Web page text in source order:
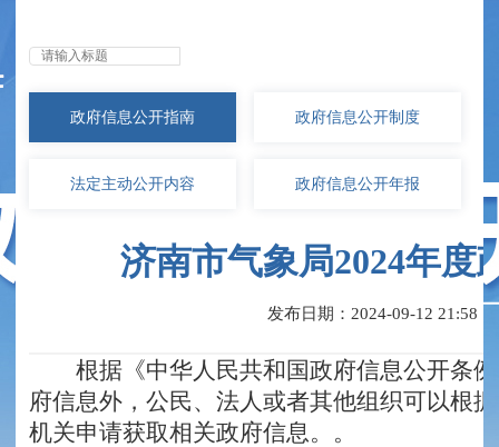
政府信息公开指南 政府信息公开制度
法定主动公开内容 政府信息公开年报
济南市气象局2024年度
发布日期：2024-09-12 21:58
根据《中华人民共和国政府信息公开条
府信息外，公民、法人或者其他组织可以根
机关申请获取相关政府信息。。